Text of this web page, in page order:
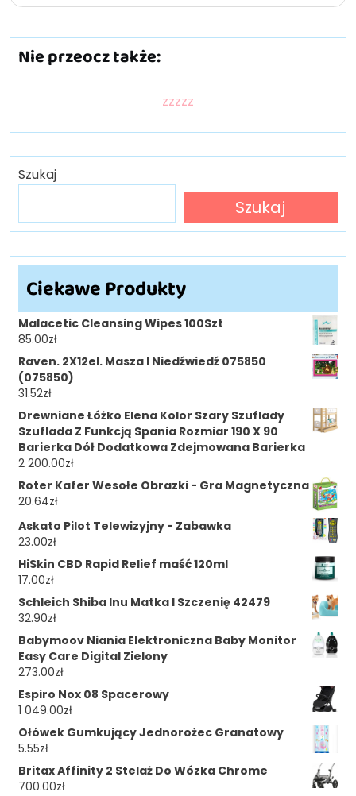
Nie przeocz także:
zzzzz
Szukaj
Szukaj
Ciekawe Produkty
Malacetic Cleansing Wipes 100Szt
85.00zł
Raven. 2X12el. Masza I Niedźwiedź 075850
(075850)
31.52zł
Drewniane Łóżko Elena Kolor Szary Szuflady
Szuflada Z Funkcją Spania Rozmiar 190 X 90
Barierka Dół Dodatkowa Zdejmowana Barierka
2 200.00zł
Roter Kafer Wesołe Obrazki - Gra Magnetyczna
20.64zł
Askato Pilot Telewizyjny - Zabawka
23.00zł
HiSkin CBD Rapid Relief maść 120ml
17.00zł
Schleich Shiba Inu Matka I Szczenię 42479
32.90zł
Babymoov Niania Elektroniczna Baby Monitor
Easy Care Digital Zielony
273.00zł
Espiro Nox 08 Spacerowy
1 049.00zł
Ołówek Gumkujący Jednorożec Granatowy
5.55zł
Britax Affinity 2 Stelaż Do Wózka Chrome
700.00zł